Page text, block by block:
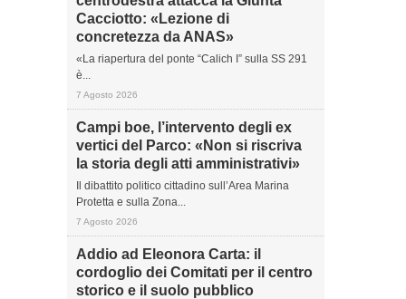
Cacciotto: «Lezione di
concretezza da ANAS»
«La riapertura del ponte “Calich I” sulla SS 291
è...
7 Agosto 2026
Campi boe, l’intervento degli ex
vertici del Parco: «Non si riscriva
la storia degli atti amministrativi»
Il dibattito politico cittadino sull’Area Marina
Protetta e sulla Zona...
7 Agosto 2026
Addio ad Eleonora Carta: il
cordoglio dei Comitati per il centro
storico e il suolo pubblico